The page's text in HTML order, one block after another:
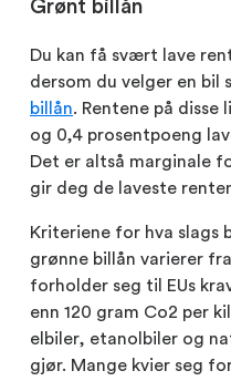
Grønt billån
Du kan få svært lave
dersom du velger en bil
billån. Rentene på disse
og 0,4 prosentpoeng
Det er altså marginale
gir deg de laveste
Kriteriene for hva slags
grønne billån varierer
forholder seg til EUs
enn 120 gram Co2 per
elbiler, etanolbiler og
gjør. Mange kvier seg